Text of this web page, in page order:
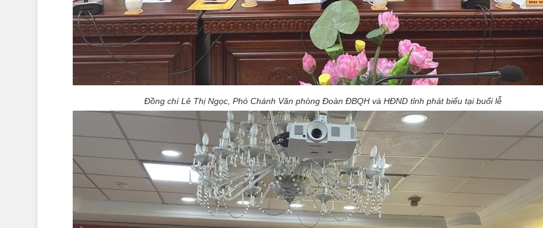
Đồng chí Lê Thị Ngọc, Phó Chánh Văn phòng Đoàn ĐBQH và HĐND tỉnh phát biểu tại buổi lễ